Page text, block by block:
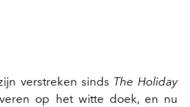
verstreken sinds The Holiday
op het witte doek, en nu